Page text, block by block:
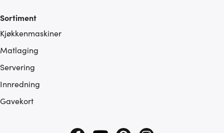
Sortiment
Kjøkkenmaskiner
Matlaging
Servering
Innredning
Gavekort